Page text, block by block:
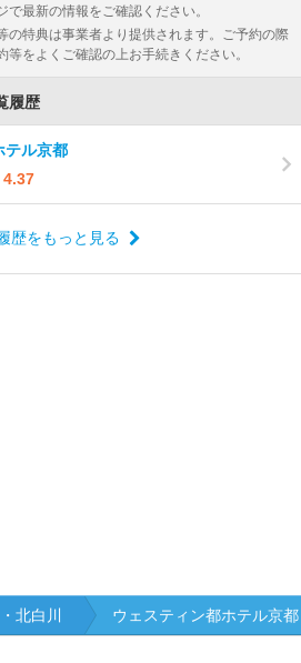
最新の情報をご確認ください。
の特典は事業者より提供されます。ご予約の際
をよくご確認の上お手続きください。
履歴
テル京都
4.37
歴をもっと見る
北白川 ウェスティン都ホテル京都